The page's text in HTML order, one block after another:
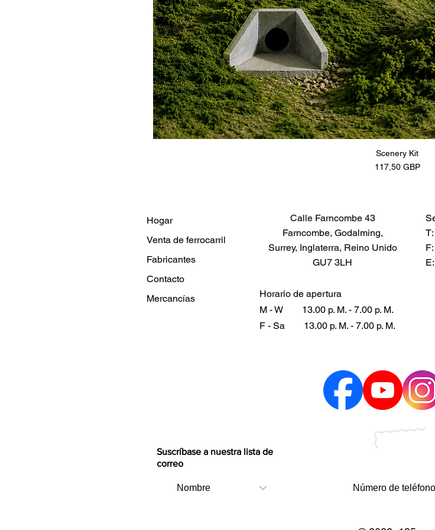
Scenery Kit
Precio
117,50 GBP
Hogar
Venta de ferrocarril
Fabricantes
Contacto
Mercancías
Calle Farncombe 43
Farncombe, Godalming,
Surrey, Inglaterra, Reino Unido
GU7 3LH
Horario de apertura
M - W
13.00 p. M. - 7.00 p. M.
F - Sa
13.00 p. M. - 7.00 p. M.
E:
Suscríbase a nuestra lista de
correo